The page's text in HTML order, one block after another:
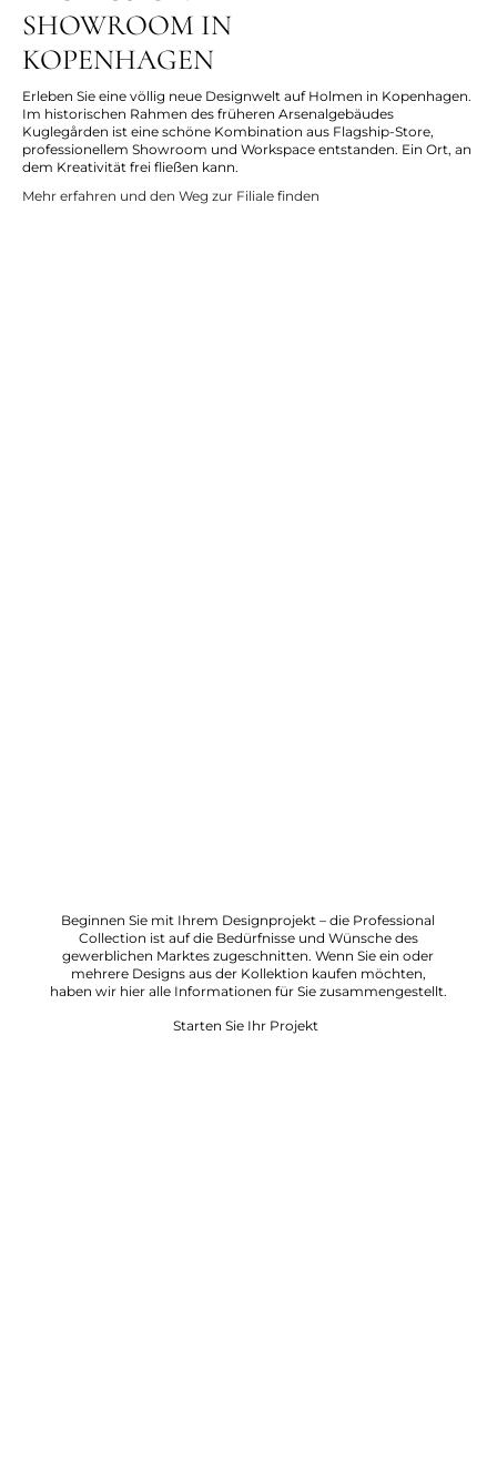
SHOWROOM IN
KOPENHAGEN
Erleben Sie eine völlig neue Designwelt auf Holmen in Kopenhagen.
Im historischen Rahmen des früheren Arsenalgebäudes
Kuglegården ist eine schöne Kombination aus Flagship-Store,
professionellem Showroom und Workspace entstanden. Ein Ort, an
dem Kreativität frei fließen kann.
Mehr erfahren und den Weg zur Filiale finden
Beginnen Sie mit Ihrem Designprojekt – die Professional
Collection ist auf die Bedürfnisse und Wünsche des
gewerblichen Marktes zugeschnitten. Wenn Sie ein oder
mehrere Designs aus der Kollektion kaufen möchten,
haben wir hier alle Informationen für Sie zusammengestellt.
Starten Sie Ihr Projekt